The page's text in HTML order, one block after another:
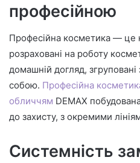
професійною
Професійна косметика — це
розраховані на роботу
домашній догляд, згруповані
собою. Професійна
обличчям DEMAX
до захисту, з окремими
Системність